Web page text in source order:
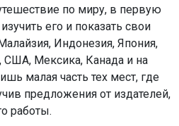
по миру, в первую
его и показать свои
Индонезия, Япония,
США, Мексика, Канада и на
малая часть тех мест, где
предложения от издателей,
работы.